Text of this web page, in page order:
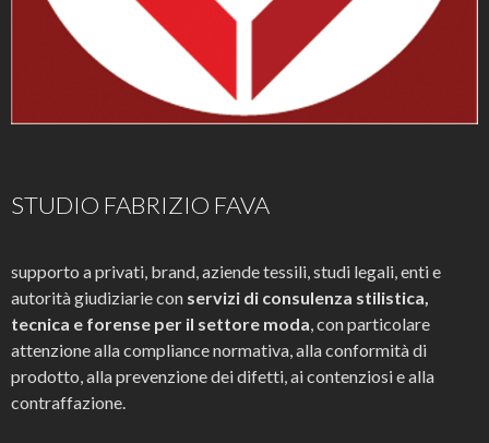
STUDIO FABRIZIO FAVA
supporto a privati, brand, aziende tessili, studi legali, enti e
autorità giudiziarie con servizi di consulenza stilistica,
tecnica e forense per il settore moda , con particolare
attenzione alla compliance normativa, alla conformità di
prodotto, alla prevenzione dei difetti, ai contenziosi e alla
contraffazione.